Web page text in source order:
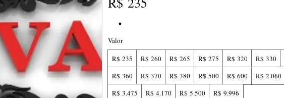
Valor
R$ 235
R$ 260 R$ 265 R$ 275 R$ 320 R$ 330
R$ 360
R$ 370 R$ 380 R$ 500 R$ 600 R$ 2.060
R$ 3.475
R$ 4.170 R$ 5.500 R$ 9.996